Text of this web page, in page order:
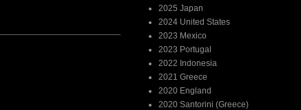
2025 Japan
2024 United States
2023 Mexico
2023 Portugal
2022 Indonesia
2021 Greece
2020 England
2020 Santorini (Greece)